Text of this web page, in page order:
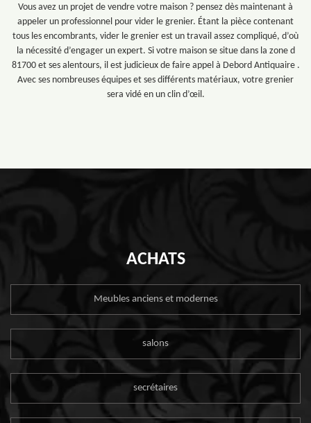
Vous avez un projet de vendre votre maison ? pensez dès maintenant à
appeler un professionnel pour vider le grenier. Étant la pièce contenant
tous les encombrants, vider le grenier est un travail assez compliqué, d’où
la nécessité d’engager un expert. Si votre maison se situe dans la zone d
81700 et ses alentours, il est judicieux de faire appel à Debord Antiquaire .
Avec ses nombreuses équipes et ses différents matériaux, votre grenier
sera vidé en un clin d’œil.
ACHATS
Meubles anciens et modernes
salons
secrétaires